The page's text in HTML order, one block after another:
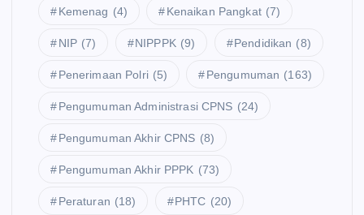
Kemenag (4) Kenaikan Pangkat (7)
NIP (7) NIPPPK (9) Pendidikan (8)
Penerimaan Polri (5) Pengumuman (163)
Pengumuman Administrasi CPNS (24)
Pengumuman Akhir CPNS (8)
Pengumuman Akhir PPPK (73)
Peraturan (18) PHTC (20)